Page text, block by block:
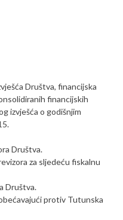
Društva, financijska
financijskih
izvješća o godišnjim
Društva.
za sljedeću fiskalnu
Društva.
protiv Tutunska